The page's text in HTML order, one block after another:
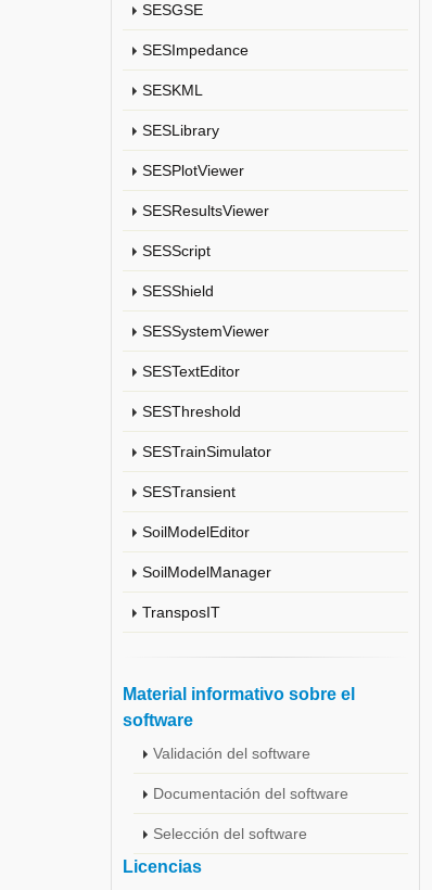
SESGSE
SESImpedance
SESKML
SESLibrary
SESPlotViewer
SESResultsViewer
SESScript
SESShield
SESSystemViewer
SESTextEditor
SESThreshold
SESTrainSimulator
SESTransient
SoilModelEditor
SoilModelManager
TransposIT
Material informativo sobre el
software
Validación del software
Documentación del software
Selección del software
Licencias